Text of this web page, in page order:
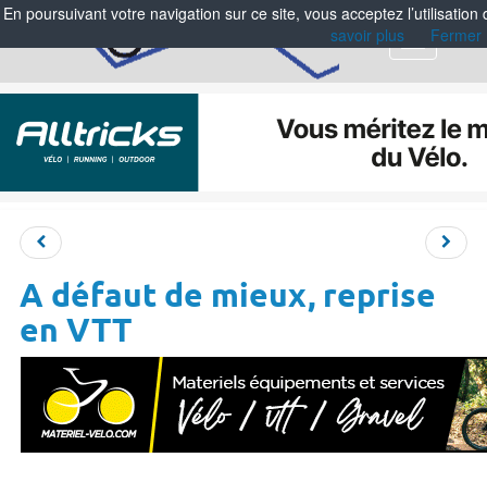
Menu
A défaut de mieux, reprise
en VTT
En poursuivant votre navigation sur ce site, vous acceptez
savoir plus
Fermer